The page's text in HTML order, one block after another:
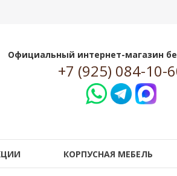
Официальный интернет-магазин
+7 (925) 084-10-
КОРПУСНАЯ МЕБЕЛЬ